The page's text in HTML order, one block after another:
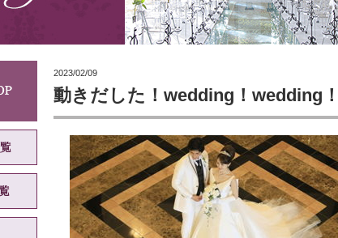
2023/02/09
動きだした！wedding！wedding！
アトンウェディング TOP
ウェディングフェア一覧
ウェディングプラン一覧